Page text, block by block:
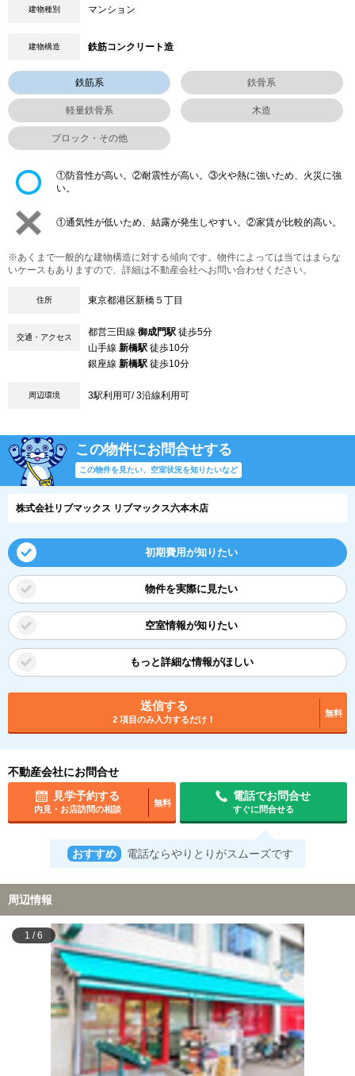
建物種別 マンション
建物構造 鉄筋コンクリート造
鉄筋系 鉄骨系
軽量鉄骨系 木造
ブロック・その他
①防音性が高い。②耐震性が高い。③火や熱に強いため、火災に強
い。
①通気性が低いため、結露が発生しやすい。②家賃が比較的高い。
※あくまで一般的な建物構造に対する傾向です。物件によっては当てはまらな
いケースもありますので、詳細は不動産会社へお問い合わせください。
住所 東京都港区新橋５丁目
交通・アクセス 都営三田線 御成門駅 徒歩5分
山手線 新橋駅 徒歩10分
銀座線 新橋駅 徒歩10分
周辺環境 3駅利用可/ 3沿線利用可
この物件にお問合せする
この物件を見たい、空室状況を知りたいなど
株式会社リブマックス リブマックス六本木店
初期費用が知りたい
物件を実際に見たい
空室情報が知りたい
もっと詳細な情報がほしい
送信する
2 項目のみ入力するだけ！
無料
不動産会社にお問合せ
見学予約する
内見・お店訪問の相談
無料
電話でお問合せ
すぐに問合せる
おすすめ 電話ならやりとりがスムーズです
周辺情報
1 /6